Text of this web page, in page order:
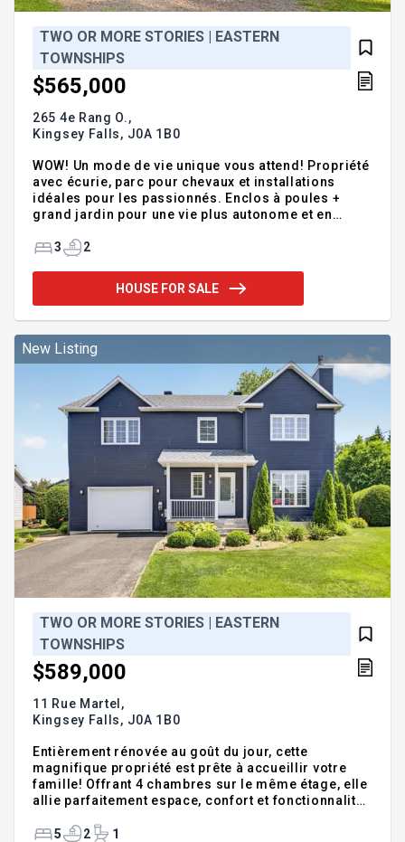
TWO OR MORE STORIES | EASTERN
TOWNSHIPS
$565,000
265 4e Rang O.,
Kingsey Falls, J0A 1B0
WOW! Un mode de vie unique vous attend! Propriété
avec écurie, parc pour chevaux et installations
idéales pour les passionnés. Enclos à poules +
grand jardin pour une vie plus autonome et en
pour réaliser vos projets, profiter de l'espace et
Tranquillité, liberté et possibilités réunies -- une
occasion rare, faites vite! Addendum:Bonjour... Je
vous trouverez ici un environnement parfait
3 2
HOUSE FOR SALE
New Listing
TWO OR MORE STORIES | EASTERN
TOWNSHIPS
$589,000
11 Rue Martel,
Kingsey Falls, J0A 1B0
Entièrement rénovée au goût du jour, cette
magnifique propriété est prête à accueillir votre
famille! Offrant 4 chambres sur le même étage, elle
allie parfaitement espace, confort et fonctionnalité.
partout, propose une cuisine et une salle à manger
5 2 1